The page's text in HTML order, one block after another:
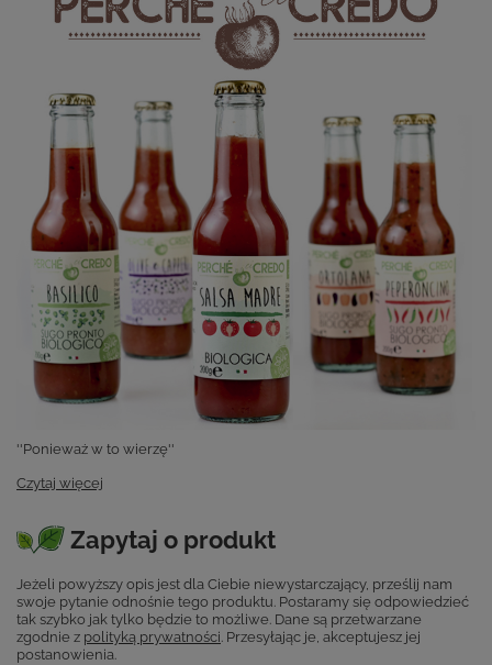
''Ponieważ w to wierzę''
Czytaj więcej
Zapytaj o produkt
Jeżeli powyższy opis jest dla Ciebie niewystarczający, prześlij nam
swoje pytanie odnośnie tego produktu. Postaramy się odpowiedzieć
tak szybko jak tylko będzie to możliwe. Dane są przetwarzane
zgodnie z polityką prywatności. Przesyłając je, akceptujesz jej
postanowienia.